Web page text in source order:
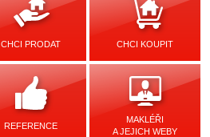
CHCI PRODAT CHCI KOUPIT
REFERENCE
MAKLÉŘI
A JEJICH WEBY